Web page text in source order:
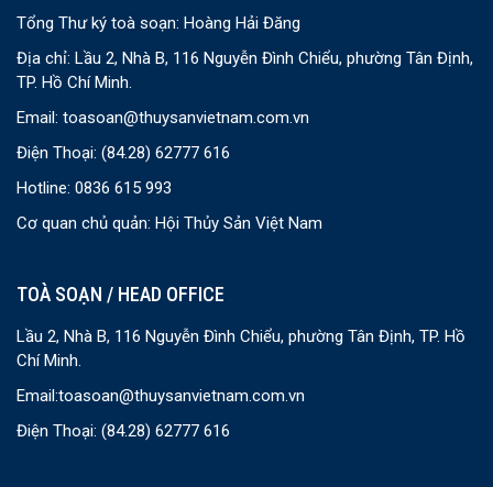
Tổng Thư ký toà soạn: Hoàng Hải Đăng
Địa chỉ: Lầu 2, Nhà B, 116 Nguyễn Đình Chiểu, phường Tân Định,
TP. Hồ Chí Minh.
Email: toasoan@thuysanvietnam.com.vn
Điện Thoại: (84.28) 62777 616
Hotline: 0836 615 993
Cơ quan chủ quản: Hội Thủy Sản Việt Nam
TOÀ SOẠN / HEAD OFFICE
Lầu 2, Nhà B, 116 Nguyễn Đình Chiểu, phường Tân Định, TP. Hồ
Chí Minh.
Email:toasoan@thuysanvietnam.com.vn
Điện Thoại: (84.28) 62777 616